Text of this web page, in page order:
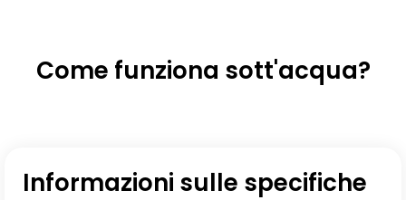
Come funziona sott'acqua?
Informazioni sulle specifiche